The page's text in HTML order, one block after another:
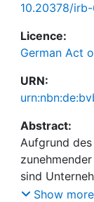
10.20378/
Licence:
German Act
URN:
Abstract:
Aufgrund
sind
Belegschaft
Show more